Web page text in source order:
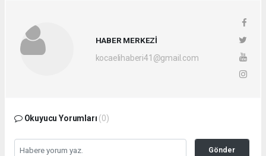
HABER MERKEZİ
kocaelihaberi41@gmail.com
Okuyucu Yorumları (0)
Gönder